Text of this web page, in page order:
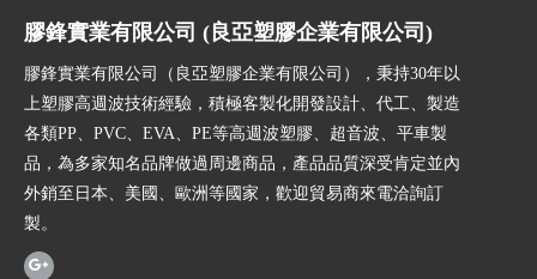
膠鋒實業有限公司 (良亞塑膠企業有限公司)
膠鋒實業有限公司（良亞塑膠企業有限公司），秉持30年以
上塑膠高週波技術經驗，積極客製化開發設計、代工、製造
各類PP、PVC、EVA、PE等高週波塑膠、超音波、平車製
品，為多家知名品牌做過周邊商品，產品品質深受肯定並內
外銷至日本、美國、歐洲等國家，歡迎貿易商來電洽詢訂
製。